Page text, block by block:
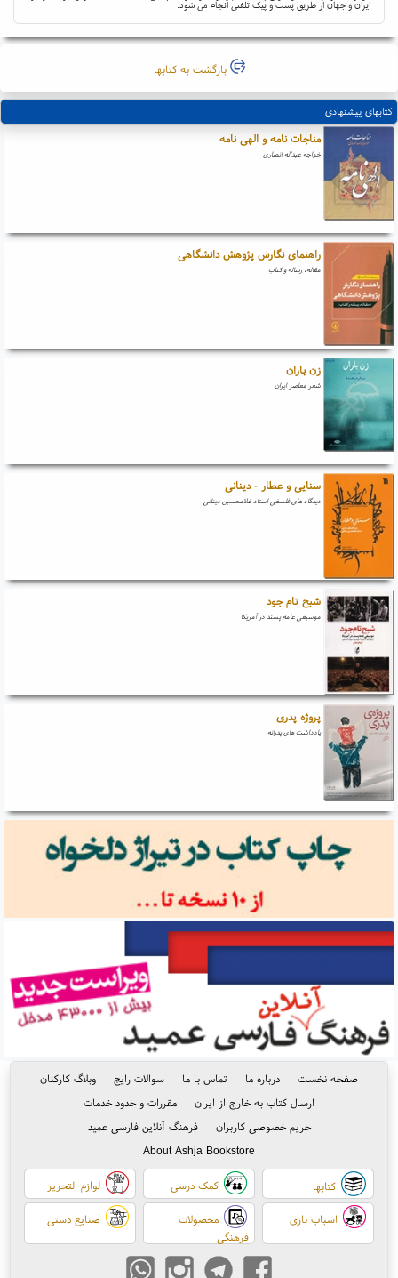
ایران و جهان از طریق پست و پیک تلفنی انجام می شود.
بازگشت به کتابها
کتابهای پیشنهادی
مناجات نامه و الهی نامه
خواجه عبداله انصاری
راهنمای نگارش پژوهش دانشگاهی
مقاله، رساله و کتاب
زن باران
شعر معاصر ایران
سنایی و عطار - دینانی
دیدگاه های فلسفی استاد غلامحسین دینانی
شبح تام جود
موسیقی عامه پسند در آمریکا
پروژه پدری
یادداشت های پدرانه
صفحه نخست درباره ما تماس با ما سوالات رایج
وبلاگ کارکنان
ارسال کتاب به خارج از ایران
مقررات و حدود خدمات
حریم خصوصی کاربران
فرهنگ آنلاین فارسی عمید
About Ashja Bookstore
کتابها کمک درسی لوازم التحریر
اسباب بازی
محصولات
فرهنگی
صنایع دستی